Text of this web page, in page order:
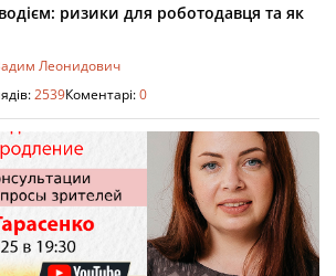
ризики для роботодавця та як
Леонидович
2539Коментарі:0